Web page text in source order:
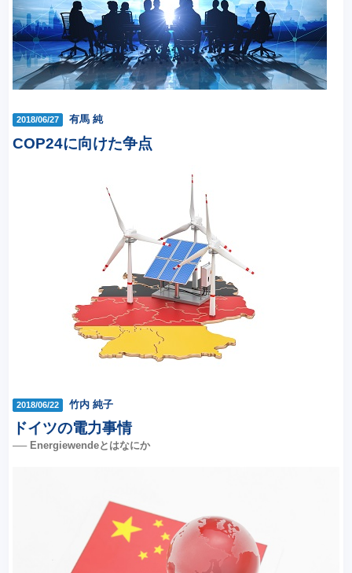
2018/06/27 有馬 純
COP24に向けた争点
2018/06/22 竹内 純子
ドイツの電力事情
── Energiewendeとはなにか